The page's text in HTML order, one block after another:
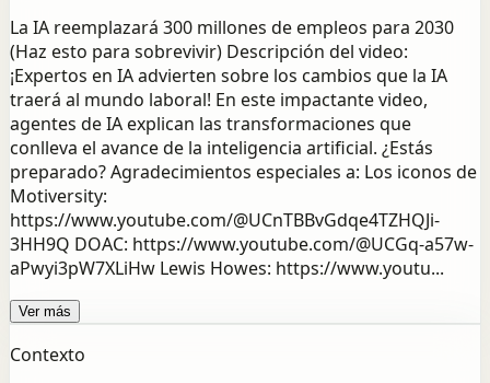
La IA reemplazará 300 millones de empleos para 2030
(Haz esto para sobrevivir) Descripción del video:
¡Expertos en IA advierten sobre los cambios que la IA
traerá al mundo laboral! En ​​este impactante video,
agentes de IA explican las transformaciones que
conlleva el avance de la inteligencia artificial. ¿Estás
preparado? Agradecimientos especiales a: Los iconos de
Motiversity:
https://www.youtube.com/@UCnTBBvGdqe4TZHQJi-
3HH9Q DOAC: https://www.youtube.com/@UCGq-a57w-
aPwyi3pW7XLiHw Lewis Howes: https://www.youtu...
Ver más
Contexto